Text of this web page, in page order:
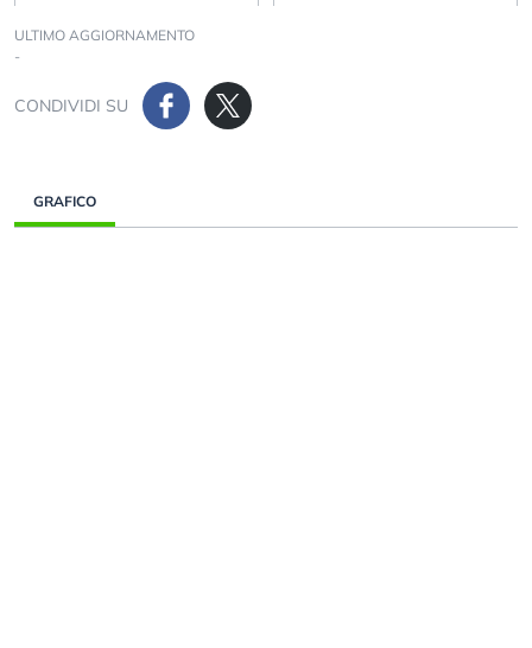
ULTIMO AGGIORNAMENTO
-
CONDIVIDI SU
GRAFICO